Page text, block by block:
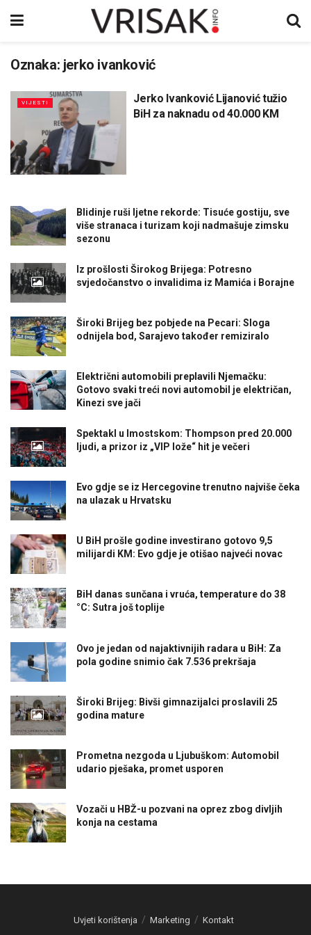
Oznaka: jerko ivanković
VIJESTI
Jerko Ivanković Lijanović tužio
BiH za naknadu od 40.000 KM
Blidinje ruši ljetne rekorde: Tisuće gostiju, sve
više stranaca i turizam koji nadmašuje zimsku
sezonu
Iz prošlosti Širokog Brijega: Potresno
svjedočanstvo o invalidima iz Mamića i Borajne
Široki Brijeg bez pobjede na Pecari: Sloga
odnijela bod, Sarajevo također remiziralo
Električni automobili preplavili Njemačku:
Gotovo svaki treći novi automobil je električan,
Kinezi sve jači
Spektakl u Imostskom: Thompson pred 20.000
ljudi, a prizor iz „VIP lože“ hit je večeri
Evo gdje se iz Hercegovine trenutno najviše čeka
na ulazak u Hrvatsku
U BiH prošle godine investirano gotovo 9,5
milijardi KM: Evo gdje je otišao najveći novac
BiH danas sunčana i vruća, temperature do 38
°C: Sutra još toplije
Ovo je jedan od najaktivnijih radara u BiH: Za
pola godine snimio čak 7.536 prekršaja
Široki Brijeg: Bivši gimnazijalci proslavili 25
godina mature
Prometna nezgoda u Ljubuškom: Automobil
udario pješaka, promet usporen
Vozači u HBŽ-u pozvani na oprez zbog divljih
konja na cestama
Uvjeti korištenja Marketing Kontakt